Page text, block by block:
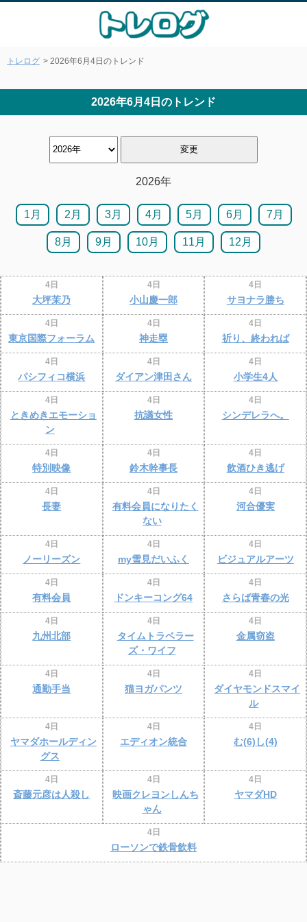
トレログ > 2026年6月4日のトレンド
2026年6月4日のトレンド
2026年
1月 2月 3月 4月 5月 6月 7月
8月 9月 10月 11月 12月
4日
大坪茉乃
4日
小山慶一郎
4日
サヨナラ勝ち
4日
東京国際フォーラム
4日
神走塁
4日
祈り、終われば
4日
パシフィコ横浜
4日
ダイアン津田さん
4日
小学生4人
4日
ときめきエモーショ
ン
4日
抗議女性
4日
シンデレラへ。
4日
特別映像
4日
鈴木幹事長
4日
飲酒ひき逃げ
4日
長妻
4日
有料会員になりたく
ない
4日
河合優実
4日
ノーリーズン
4日
my雪見だいふく
4日
ビジュアルアーツ
4日
有料会員
4日
ドンキーコング64
4日
さらば青春の光
4日
九州北部
4日
タイムトラベラー
ズ・ワイフ
4日
金属窃盗
4日
通勤手当
4日
猫ヨガパンツ
4日
ダイヤモンドスマイ
ル
4日
ヤマダホールディン
グス
4日
エディオン統合
4日
む(6)し(4)
4日
斎藤元彦は人殺し
4日
映画クレヨンしんち
ゃん
4日
ヤマダHD
4日
ローソンで鉄骨飲料